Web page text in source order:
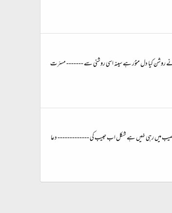
نے روشن کیا دل منوّر ہے سینہ اسی روشنی سے ------- مسرّت
سے نصیب میں رہی نہیں ہے شکل اب حبیب کی ------------- دعا